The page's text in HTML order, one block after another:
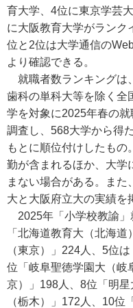
育大学、4位に東京学芸
に大阪教育大学がランク
位と2位は大学通信の
より確認できる。
就職者数ランキングは
歯科の単科大等を除く全
学を対象に2025年春の就
調査し、568大学から得
もとに順位付けしたもの
勤が含まれるほか、大学
まない場合がある。ま
大と大阪府立大の実績を
2025年「小学校教諭」
「北海道教育大（北海
（東京）」224人、5位
位「岐阜聖徳学園大（岐
京）」198人、8位「明
（栃木）」172人、10位